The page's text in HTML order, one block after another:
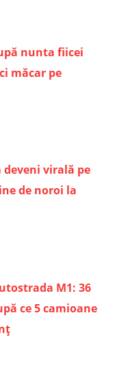
nunta fiicei
măcar pe
virală pe
de noroi la
M1: 36
ce 5 camioane